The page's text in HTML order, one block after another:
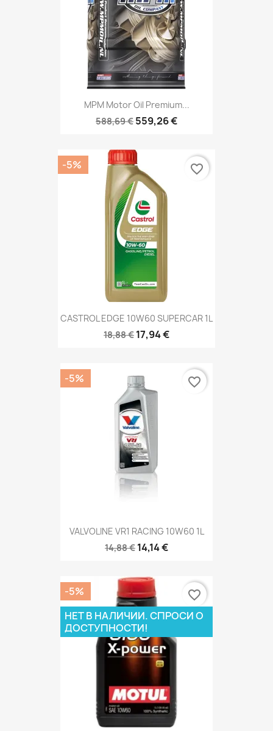
MPM Motor Oil Premium...
588,69 € 559,26 €
CASTROL EDGE 10W60 SUPERCAR 1L
18,88 € 17,94 €
-5% favorite_border
VALVOLINE VR1 RACING 10W60 1L
14,88 € 14,14 €
-5% favorite_border
-5%
НЕТ В НАЛИЧИИ. СПРОСИ О
ДОСТУПНОСТИ!
favorite_border